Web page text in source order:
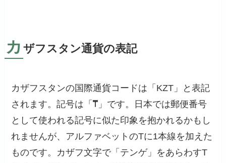
カ ザフスタン通貨の表記
カザフスタンの国際通貨コードは「KZT」と表記
されます。記号は「
」です。日本では郵便番号
として使われる記号に似た印象を抱かれるかもし
れませんが、アルファベットのTに1本線を加えた
ものです。カザフ文字で「テンゲ」をあらわすT